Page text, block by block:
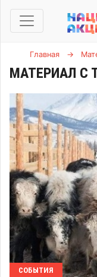
Главная →
МАТЕРИАЛ С
СОБЫТИЯ